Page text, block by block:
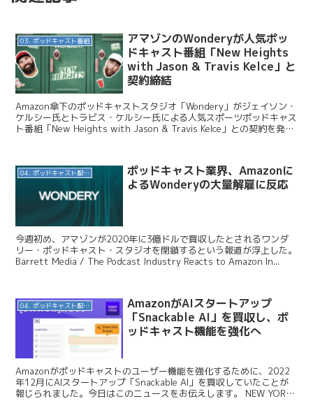
03. ポッドキャスト番組
アマゾンのWonderyが人気ポッ
ドキャスト番組「New Heights
with Jason & Travis Kelce」と
契約締結
Amazon傘下のポッドキャストスタジオ「Wondery」がジェイソン・
ケルシー氏とトラビス・ケルシー氏による人気スポーツポッドキャス
ト番組「New Heights with Jason & Travis Kelce」との契約を発表
04. ポッドキャスト配信・制作等
ポッドキャスト業界、Amazonに
よるWonderyの大量解雇に反応
今週初め、アマゾンが2020年に3億ドルで買収したとされるワンダ
リー・ポッドキャスト・スタジオを閉鎖するという報道が浮上した。
Barrett Media / The Podcast Industry Reacts to Amazon In...
04. ポッドキャスト配信・制作等
AmazonがAIスタートアップ
「Snackable AI」を買収し、ポ
ッドキャスト機能を強化へ
Amazonがポッドキャストのユーザー機能を強化するために、2022
年12月にAIスタートアップ「Snackable AI」を買収していたことが
報じられました。今日はこのニュースをお伝えします。 NEW YORK